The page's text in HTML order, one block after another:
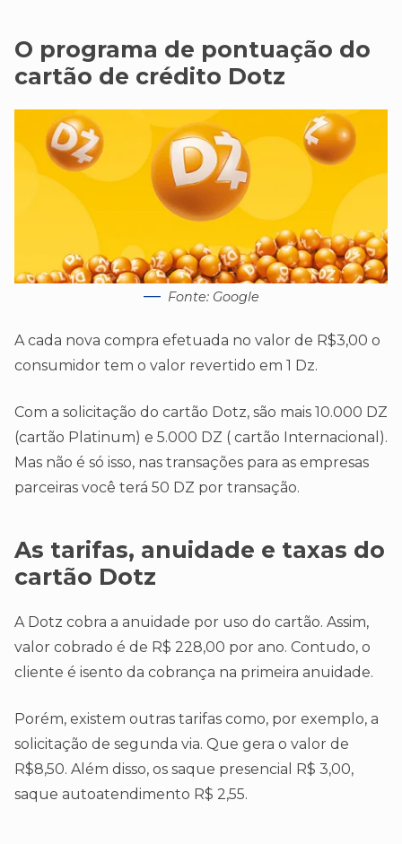
O programa de pontuação do
cartão de crédito Dotz
Fonte: Google
A cada nova compra efetuada no valor de R$3,00 o
consumidor tem o valor revertido em 1 Dz.
Com a solicitação do cartão Dotz, são mais 10.000 DZ
(cartão Platinum) e 5.000 DZ ( cartão Internacional).
Mas não é só isso, nas transações para as empresas
parceiras você terá 50 DZ por transação.
As tarifas, anuidade e taxas do
cartão Dotz
A Dotz cobra a anuidade por uso do cartão. Assim,
valor cobrado é de R$ 228,00 por ano. Contudo, o
cliente é isento da cobrança na primeira anuidade.
Porém, existem outras tarifas como, por exemplo, a
solicitação de segunda via. Que gera o valor de
R$8,50. Além disso, os saque presencial R$ 3,00,
saque autoatendimento R$ 2,55.